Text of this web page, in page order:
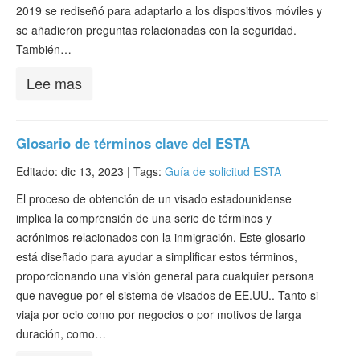
2019 se rediseñó para adaptarlo a los dispositivos móviles y
se añadieron preguntas relacionadas con la seguridad.
También…
Lee mas
Glosario de términos clave del ESTA
Editado: dic 13, 2023 | Tags: Guía de solicitud ESTA
El proceso de obtención de un visado estadounidense
implica la comprensión de una serie de términos y
acrónimos relacionados con la inmigración. Este glosario
está diseñado para ayudar a simplificar estos términos,
proporcionando una visión general para cualquier persona
que navegue por el sistema de visados de EE.UU.. Tanto si
viaja por ocio como por negocios o por motivos de larga
duración, como…